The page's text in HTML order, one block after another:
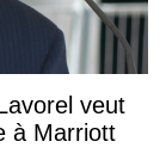
veut
à Marriott